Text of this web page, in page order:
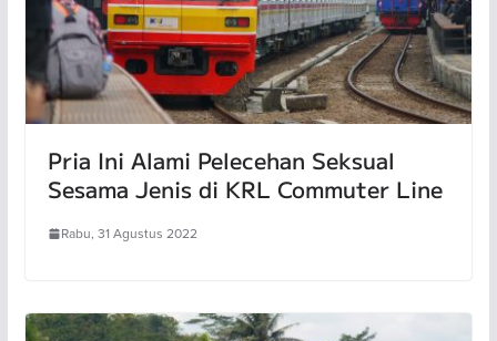
Pria Ini Alami Pelecehan Seksual
Sesama Jenis di KRL Commuter Line
Rabu, 31 Agustus 2022